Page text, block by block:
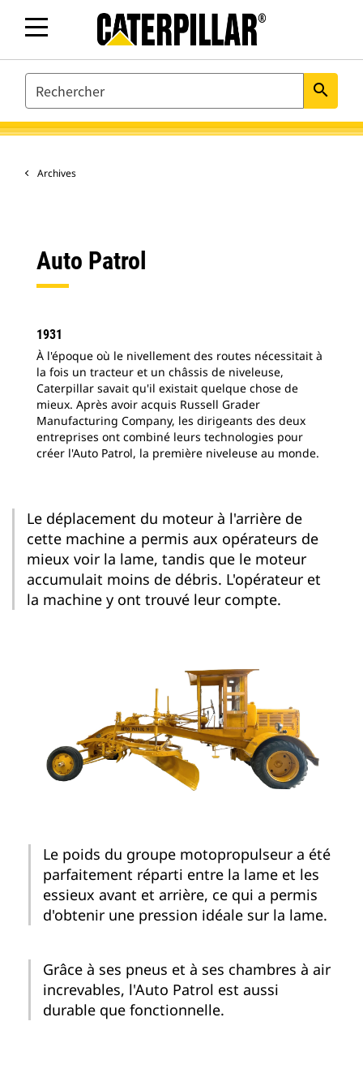
SEARCH search
Archives
Auto Patrol
1931
À l'époque où le nivellement des routes nécessitait à
la fois un tracteur et un châssis de niveleuse,
Caterpillar savait qu'il existait quelque chose de
mieux. Après avoir acquis Russell Grader
Manufacturing Company, les dirigeants des deux
entreprises ont combiné leurs technologies pour
créer l'Auto Patrol, la première niveleuse au monde.
Le déplacement du moteur à l'arrière de
cette machine a permis aux opérateurs de
mieux voir la lame, tandis que le moteur
accumulait moins de débris. L'opérateur et
la machine y ont trouvé leur compte.
Le poids du groupe motopropulseur a été
parfaitement réparti entre la lame et les
essieux avant et arrière, ce qui a permis
d'obtenir une pression idéale sur la lame.
Grâce à ses pneus et à ses chambres à air
increvables, l'Auto Patrol est aussi
durable que fonctionnelle.